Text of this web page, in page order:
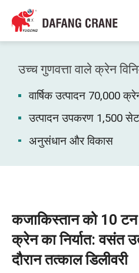
उच्च गुणवत्ता वाले क्रेन
वार्षिक उत्पादन 70,000
उत्पादन उपकरण 1,500 सेट
अनुसंधान और विकास
कजाकिस्तान को 10
क्रेन का निर्यात: वसंत
दौरान तत्काल डिलीवरी
Bahasa Indonesia
Bahasa Melayu
Tiếng Việt
简体中文
فارسی
Pilipino
اردو
Kiswahili
Dansk
Norsk
O‘zbekcha